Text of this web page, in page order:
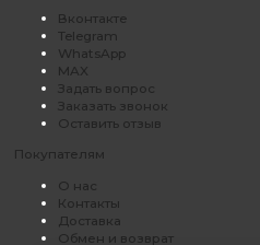
Вконтакте
Telegram
WhatsApp
MAX
Задать вопрос
Заказать звонок
Оставить отзыв
Покупателям
О нас
Контакты
Доставка
Обмен и возврат